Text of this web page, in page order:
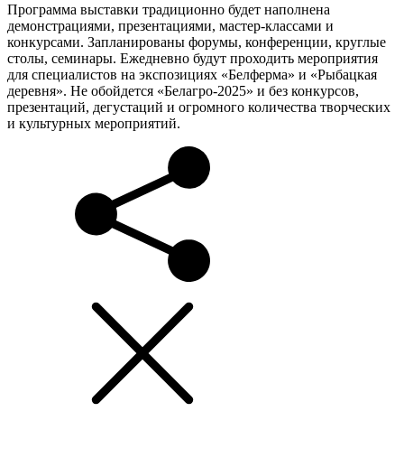
Программа выставки традиционно будет наполнена
демонстрациями, презентациями, мастер-классами и
конкурсами. Запланированы форумы, конференции, круглые
столы, семинары. Ежедневно будут проходить мероприятия
для специалистов на экспозициях «Белферма» и «Рыбацкая
деревня». Не обойдется «Белагро-2025» и без конкурсов,
презентаций, дегустаций и огромного количества творческих
и культурных мероприятий.